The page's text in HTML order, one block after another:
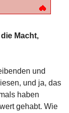
Macht,
und
und ja, das
haben
gehabt. Wie